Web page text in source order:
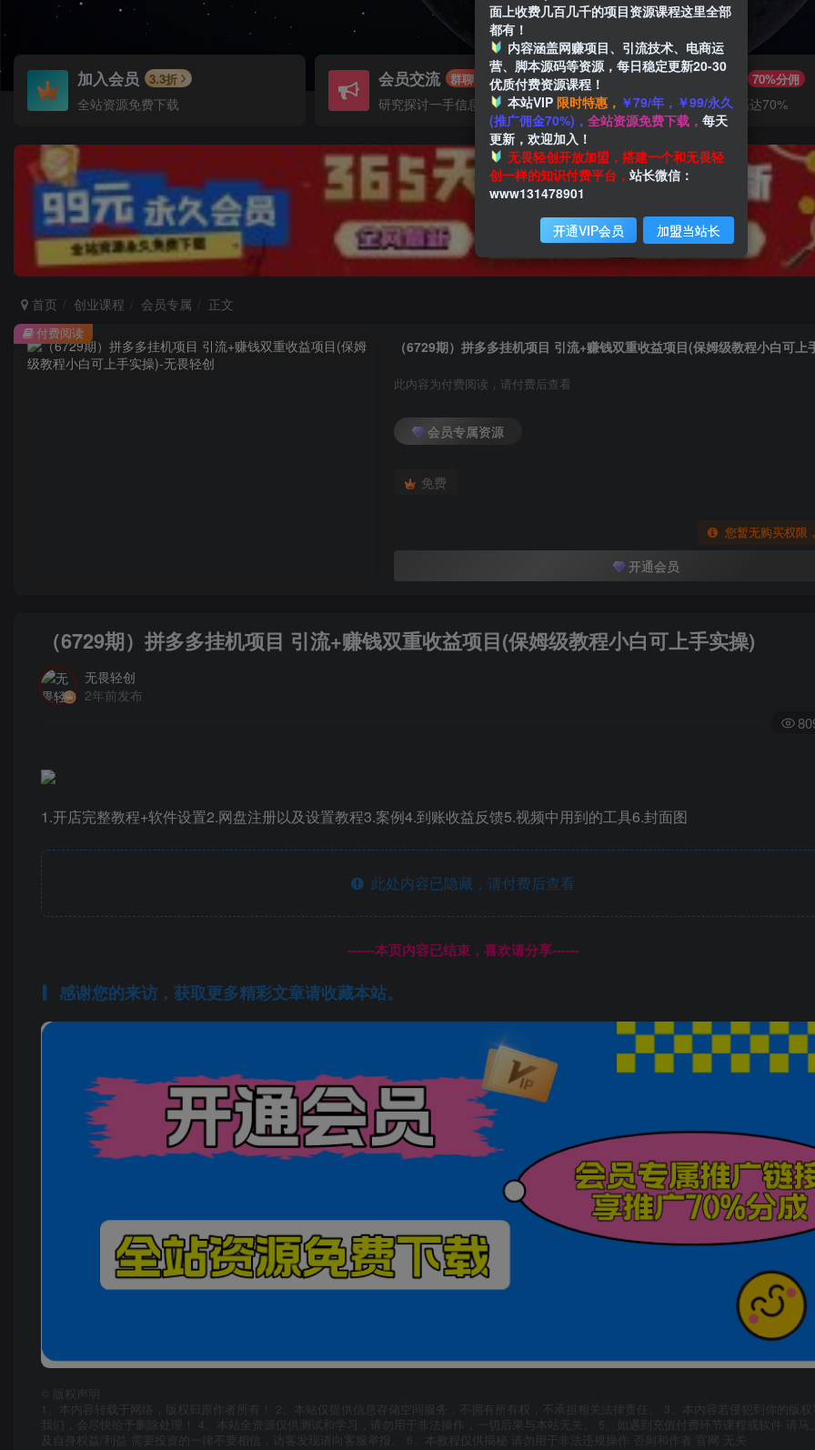
加入会员 3.3折
全站资源免费下载
会员交流 群聊
研究探讨一手信息差
推广赚钱 70%分佣
推广返佣高达70%
首页 创业课程 会员专属 正文
（6729期）拼多多挂机项目 引流+赚钱双重收益项目(保姆级教程小白可上
此内容为付费阅读，请付费后查看
会员专属资源
免费
您暂无购买权限
开通会员
付费阅读
（6729期）拼多多挂机项目 引流+赚钱双重收益项目(保姆级教程小白可上手实操)
无畏轻创
2年前发布
1.开店完整教程+软件设置2.网盘注册以及设置教程3.案例4.到账收益反馈5.视频中用到的工具6.封面图
此处内容已隐藏，请付费后查看
------本页内容已结束，喜欢请分享------
感谢您的来访，获取更多精彩文章请收藏本站。
版权声明
1、本内容转载于网络，版权归原作者所有！ 2、本站仅提供信息存储空间服务，不拥有所有权，不承担相关法律责任。 3、本内容若侵犯到你的版
我们，会尽快给予删除处理！ 4、本站全资源仅供测试和学习，请勿用于非法操作，一切后果与本站无关。 5、如遇到充值付费环节课程或软件 请马
及自身权益/利益 需要投资的一律不要相信，访客发现请向客服举报。 6、本教程仅供揭秘 请勿用于非法违规操作 否则和作者 官网 无关
面上收费几百几千的项目资源课程这里全部
都有！
内容涵盖网赚项目、引流技术、电商运
营、脚本源码等资源，每日稳定更新20-30
优质付费资源课程！
本站VIP 限时特惠， ￥79/年，￥99/永久
(推广佣金70%)， 全站资源免费下载， 每天
更新，欢迎加入！
无畏轻创开放加盟，搭建一个和无畏轻
创一样的知识付费平台， 站长微信：
www131478901
开通VIP会员 加盟当站长